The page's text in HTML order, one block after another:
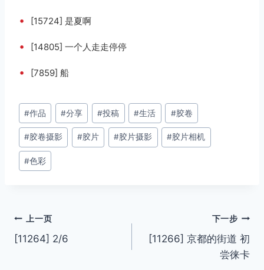
• [15724] 是夏啊
• [14805] 一个人走走停停
• [7859] 船
文
章
标
签：
#作品 #分享 #投稿 #生活 #胶卷
#胶卷摄影 #胶片 #胶片摄影 #胶片相机
#色彩
文
章
上一页
[11264] 2/6
下一步
[11266] 京都的街道 初
尝徕卡